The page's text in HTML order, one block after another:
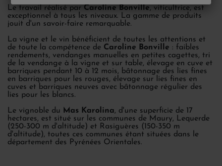
Le travail réalisé par Caroline Bonville, viticultrice, est
exceptionnel à tous les niveaux. La gamme de produits
jouit d'un savoir-faire remarquable.
La vigne et le vin bénéficient de toutes les attentions et
de toute la compétence de Caroline Bonville : faibles
rendements, vendanges manuelles en petites cagettes, tri
de la vendange à la vigne et sur table, élevage en cuve et
barriques pendant 10 à 12 mois, bâtonnage des lies fines
en barriques pour les rouges, élevage sur lies fines en
cuves et barriques neuves avec bâtonnage régulier des
lies pour les blancs.
Le vignoble du Mas Karolina, d'une superficie de 17
hectares, est situé sur les communes de Maury, Lequerde
(250-300 m d'altitude) et Rasiguères (150-350 m
d'altitude), toutes ces communes étant situées dans le
département des Pyrénées Orientales.